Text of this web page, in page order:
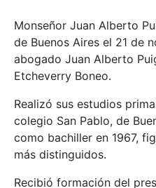
Monseñor Juan Alberto
de Buenos Aires el 21 de
abogado Juan Alberto
Etcheverry Boneo.
Realizó sus estudios
colegio San Pablo, de
como bachiller en 1967,
más distinguidos.
Recibió formación del